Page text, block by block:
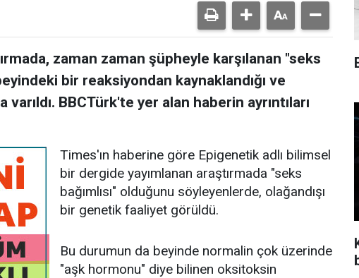
zaman zaman şüpheyle karşılanan "seks
beyindeki bir reaksiyondan kaynaklandığı ve
BBCTürk'te yer alan haberin ayrıntıları
Times'ın haberine göre Epigenetik adlı bilimsel
bir dergide yayımlanan araştırmada "seks
bağımlısı" olduğunu söyleyenlerde, olağandışı
bir genetik faaliyet görüldü.
Bu durumun da beyinde normalin çok üzerinde
"aşk hormonu" diye bilinen oksitoksin